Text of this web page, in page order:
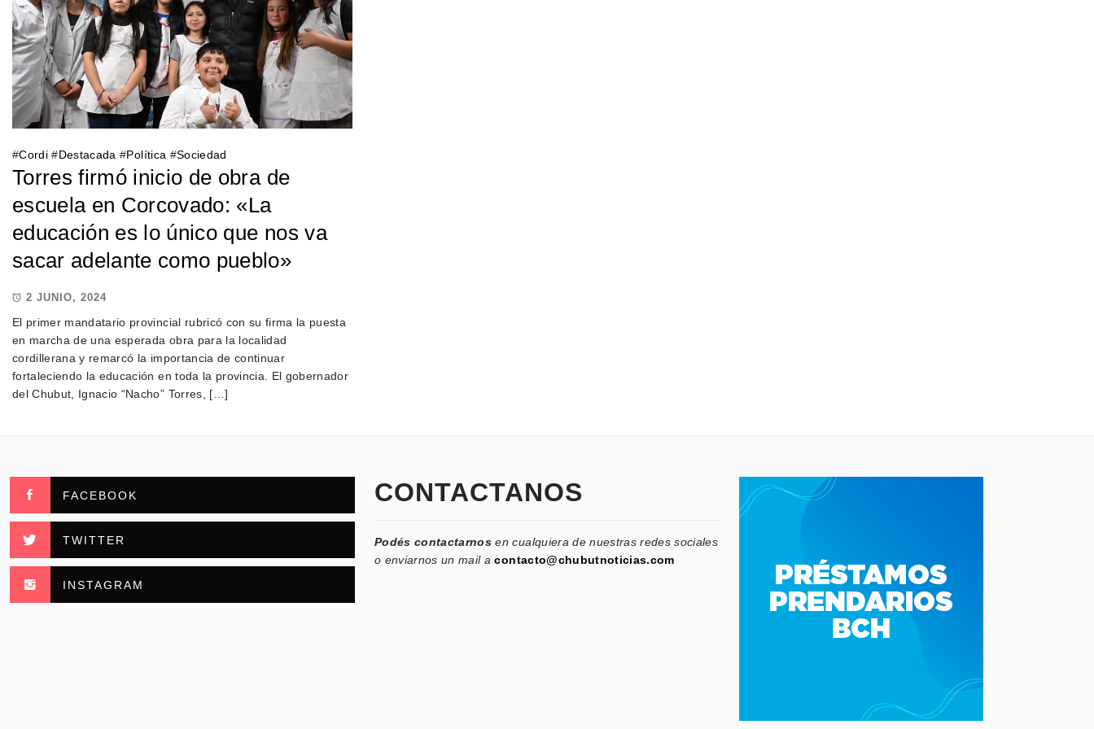
#Cordi #Destacada #Política #Sociedad
Torres firmó inicio de obra de
escuela en Corcovado: «La
educación es lo único que nos va
sacar adelante como pueblo»
2 JUNIO, 2024
El primer mandatario provincial rubricó con su firma la puesta
en marcha de una esperada obra para la localidad
cordillerana y remarcó la importancia de continuar
fortaleciendo la educación en toda la provincia. El gobernador
del Chubut, Ignacio “Nacho” Torres, […]
FACEBOOK
TWITTER
INSTAGRAM
CONTACTANOS
Podés contactarnos en cualquiera de nuestras redes sociales
o enviarnos un mail acontacto@chubutnoticias.com